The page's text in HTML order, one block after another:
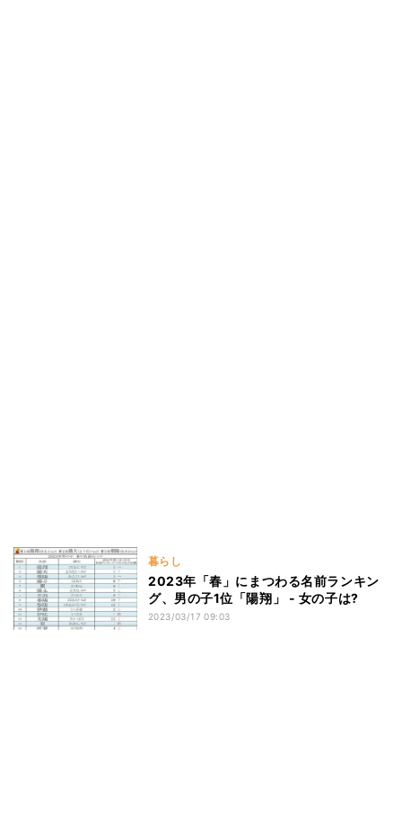
暮らし
2023年「春」にまつわる名前ランキン
グ、男の子1位「陽翔」 - 女の子は?
2023/03/17 09:03